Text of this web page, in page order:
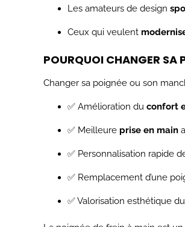
Les amateurs de design
Ceux qui veulent
POURQUOI CHANGER SA
Changer sa poignée ou son
✅ Amélioration du confort
✅ Meilleure prise en main
✅ Personnalisation rapide
✅ Remplacement d’une
✅ Valorisation esthétique